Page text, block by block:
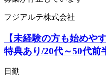
フジアルテ株式会社
【未経験の方も始めや
特典あり/20代～50代
日勤